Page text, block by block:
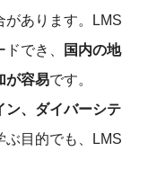
があります。LMS
でき、
国内の地
が容易です。
ン、ダイバーシテ
ぶ目的でも、LMS